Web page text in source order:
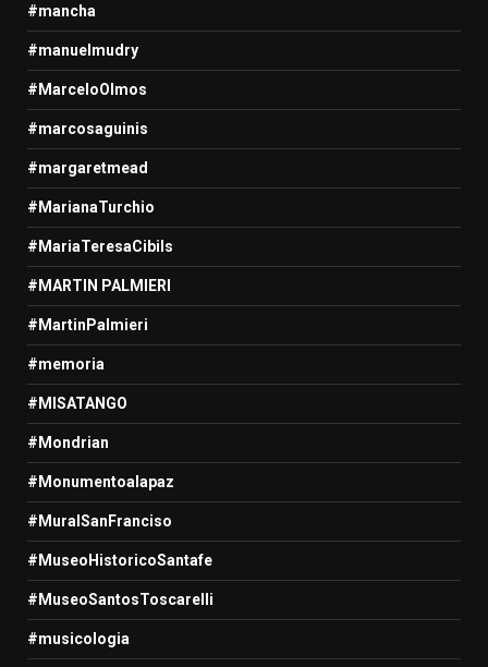
#mancha
#manuelmudry
#MarceloOlmos
#marcosaguinis
#margaretmead
#MarianaTurchio
#MariaTeresaCibils
#MARTIN PALMIERI
#MartinPalmieri
#memoria
#MISATANGO
#Mondrian
#Monumentoalapaz
#MuralSanFranciso
#MuseoHistoricoSantafe
#MuseoSantosToscarelli
#musicologia